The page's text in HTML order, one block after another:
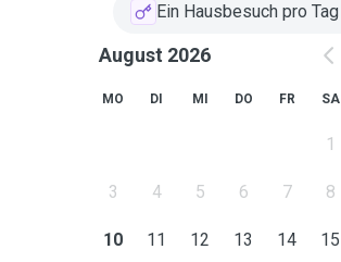
Ein Hausbesuch pro Tag
August 2026
MO DI MI DO FR SA
1
3 4 5 6 7 8
10 11 12 13 14 15